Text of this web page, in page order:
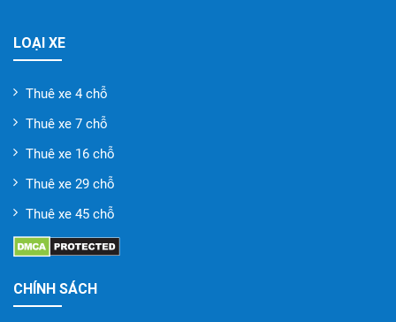
LOẠI XE
Thuê xe 4 chỗ
Thuê xe 7 chỗ
Thuê xe 16 chỗ
Thuê xe 29 chỗ
Thuê xe 45 chỗ
CHÍNH SÁCH